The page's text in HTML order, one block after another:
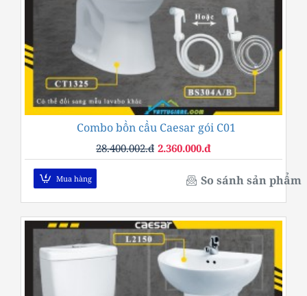
Combo bồn cầu Caesar gói C01
2.360.000.đ
28.400.002.đ
Mua hàng So sánh sản phẩm